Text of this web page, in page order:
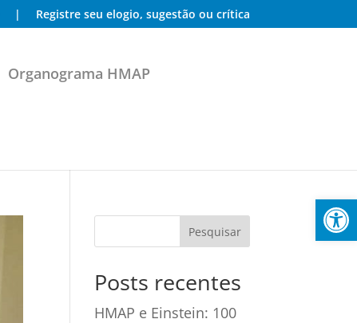
Abrir
| Registre seu elogio, sugestão ou crítica
Organograma HMAP
Posts recentes
HMAP e Einstein: 100